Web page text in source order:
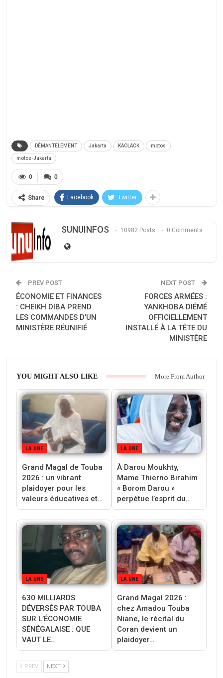
DÉMANTELEMENT Jakarta KAOLACK motos
motos-Jakarta
0
0
Share Facebook Twitter
SUNUINFOS 10982 Posts 0 Comments
PREV POST
ÉCONOMIE ET ​​FINANCES
: CHEIKH DIBA PREND
LES COMMANDES D’UN
MINISTÈRE RÉUNIFIÉ
NEXT POST
FORCES ARMÉES :
YANKHOBA DIÉMÉ
OFFICIELLEMENT
INSTALLÉ À LA TÊTE DU
MINISTÈRE
YOU MIGHT ALSO LIKE More From Author
LA UNE
Grand Magal de Touba
2026 : un vibrant
plaidoyer pour les
valeurs éducatives et…
LA UNE
À Darou Moukhty,
Mame Thierno Birahim
« Borom Darou »
perpétue l’esprit du…
LA UNE
630 MILLIARDS
DÉVERSÉS PAR TOUBA
SUR L’ÉCONOMIE
SÉNÉGALAISE : QUE
VAUT LE…
LA UNE
Grand Magal 2026 :
chez Amadou Touba
Niane, le récital du
Coran devient un
plaidoyer…
PREV NEXT